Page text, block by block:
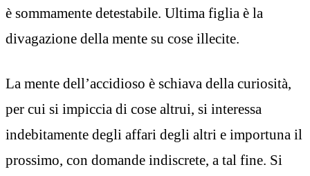
è sommamente detestabile. Ultima figlia è la
divagazione della mente su cose illecite.
La mente dell’accidioso è schiava della curiosità,
per cui si impiccia di cose altrui, si interessa
indebitamente degli affari degli altri e importuna il
prossimo, con domande indiscrete, a tal fine. Si